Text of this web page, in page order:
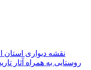
نقشه دیواری
روستایی به همراه آثار